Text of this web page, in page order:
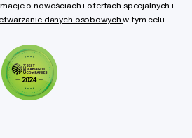
o nowościach i ofertach specjalnych i
danych osobowychw tym celu.